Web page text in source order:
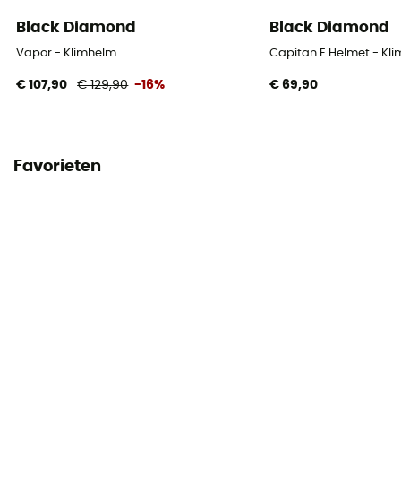
Black Diamond
Vapor - Klimhelm
€ 107,90 € 129,90 -16%
Black Diamond
Capitan E Helmet -
€ 69,90
Favorieten